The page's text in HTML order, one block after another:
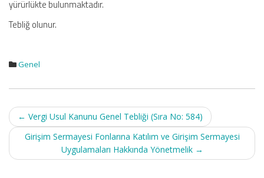
yürürlükte bulunmaktadır.
Tebliğ olunur.
Genel
Post
navigation
← Vergi Usul Kanunu Genel Tebliği (Sıra No: 584)
Girişim Sermayesi Fonlarına Katılım ve Girişim Sermayesi
Uygulamaları Hakkında Yönetmelik →